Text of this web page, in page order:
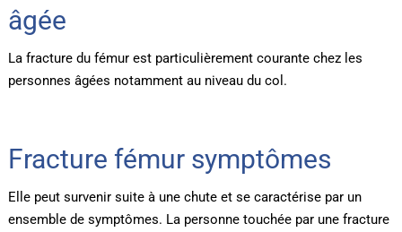
âgée
La fracture du fémur est particulièrement courante chez les
personnes âgées notamment au niveau du col.
Fracture fémur symptômes
Elle peut survenir suite à une chute et se caractérise par un
ensemble de symptômes. La personne touchée par une fracture